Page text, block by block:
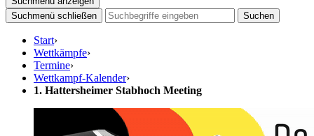
Suchmenü schließen
Suchen
Start›
Wettkämpfe›
Termine›
Wettkampf-Kalender›
1. Hattersheimer Stabhoch Meeting